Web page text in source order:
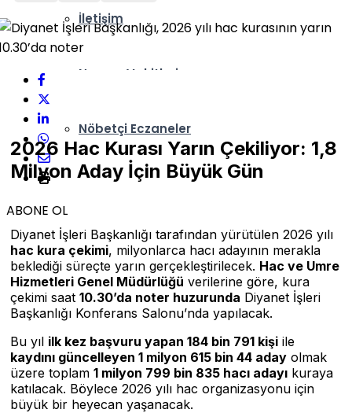
İletişim
Namaz Vakitleri
Nöbetçi Eczaneler
ABONE OL
2026 Hac Kurası Yarın Çekiliyor: 1,8
Milyon Aday İçin Büyük Gün
Diyanet İşleri Başkanlığı tarafından yürütülen 2026 yılı
hac kura çekimi, milyonlarca hacı adayının merakla
beklediği süreçte yarın gerçekleştirilecek. Hac ve Umre
Hizmetleri Genel Müdürlüğü verilerine göre, kura
çekimi saat 10.30’da noter huzurunda Diyanet İşleri
Başkanlığı Konferans Salonu’nda yapılacak.
Bu yıl ilk kez başvuru yapan 184 bin 791 kişi ile
kaydını güncelleyen 1 milyon 615 bin 44 aday olmak
üzere toplam 1 milyon 799 bin 835 hacı adayı kuraya
katılacak. Böylece 2026 yılı hac organizasyonu için
büyük bir heyecan yaşanacak.